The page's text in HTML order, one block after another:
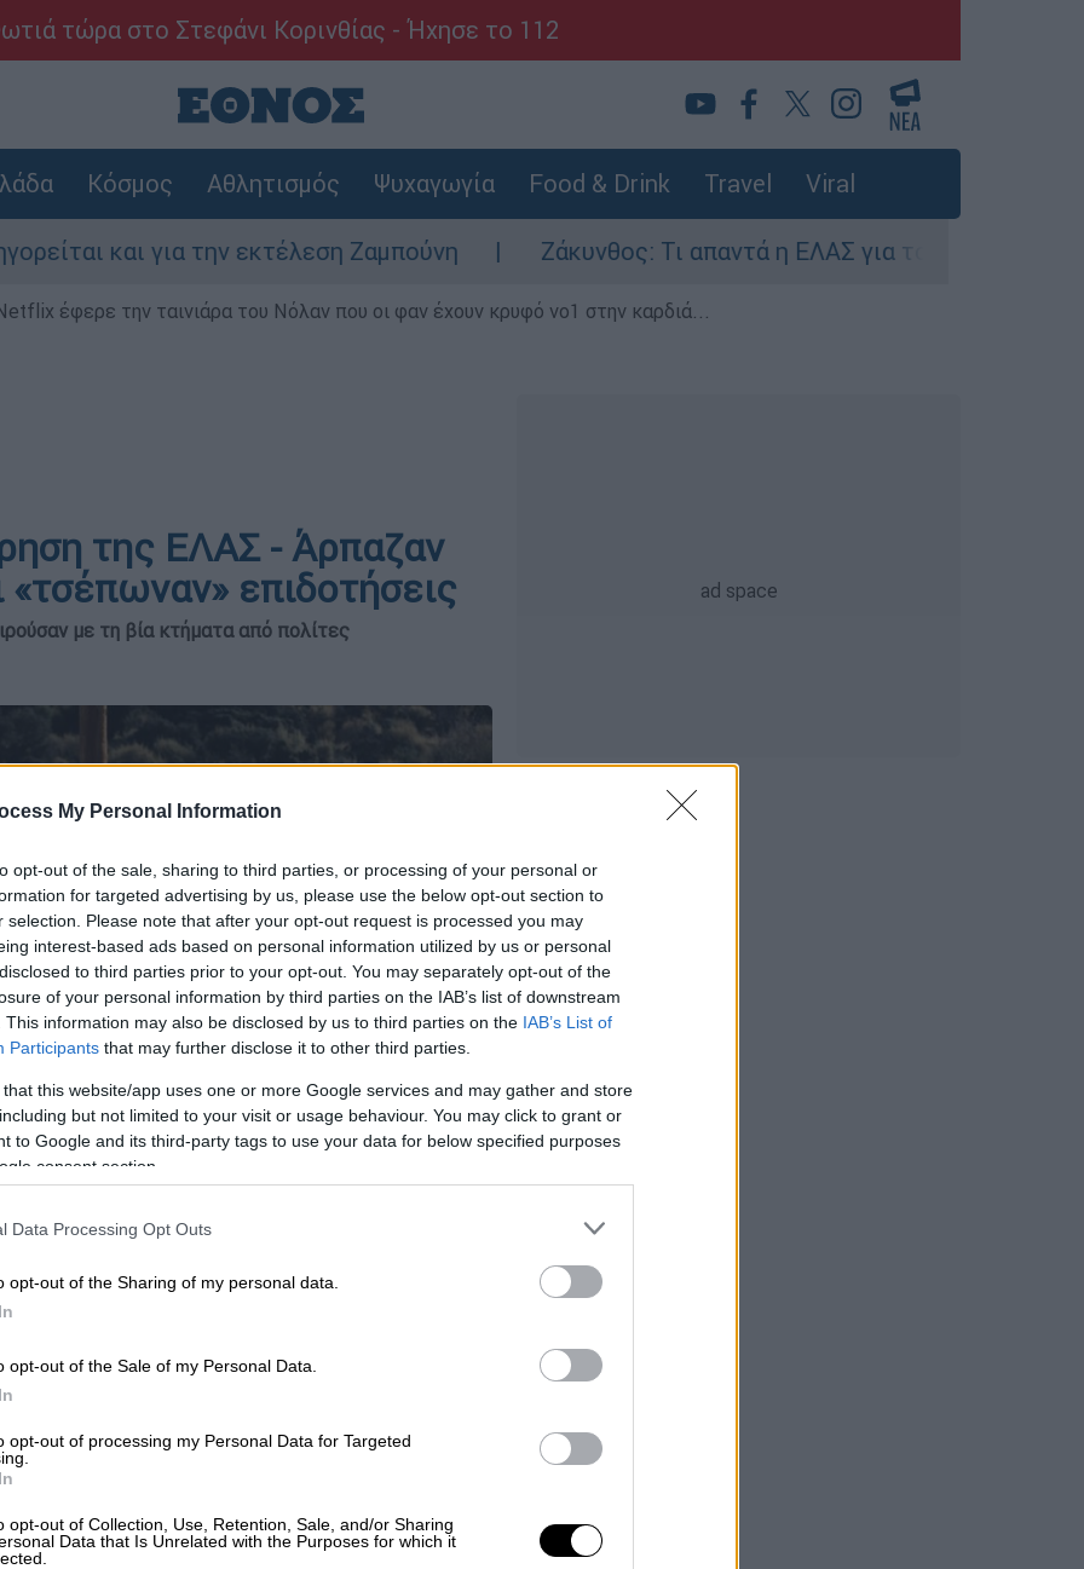
My Personal Information
opt-out of the sale, sharing to third parties, or processing of your personal or
for targeted advertising by us, please use the below opt-out section to
selection. Please note that after your opt-out request is processed you may
interest-based ads based on personal information utilized by us or personal
to third parties prior to your opt-out. You may separately opt-out of the
of your personal information by third parties on the IAB’s list of downstream
This information may also be disclosed by us to third parties on the IAB’s List of
Participants that may further disclose it to other third parties.
that this website/app uses one or more Google services and may gather and store
but not limited to your visit or usage behaviour. You may click to grant or
to Google and its third-party tags to use your data for below specified purposes
consent section.
Data Processing Opt Outs
opt-out of the Sharing of my personal data.
opt-out of the Sale of my Personal Data.
opt-out of processing my Personal Data for Targeted
opt-out of Collection, Use, Retention, Sale, and/or Sharing
Data that Is Unrelated with the Purposes for which it
τώρα στο Στεφάνι Κορινθίας - Ήχησε το 112
Κόσμος Αθλητισμός Ψυχαγωγία Food & Drink Travel Viral
και για την εκτέλεση Ζαμπούνη Ζάκυνθος: Τι απαντά η ΕΛΑΣ για τους 8 βιασμούς
έφερε την ταινιάρα του Νόλαν που οι φαν έχουν κρυφό νο1 στην καρδιά...
της ΕΛΑΣ - Άρπαζαν
«τσέπωναν» επιδοτήσεις
με τη βία κτήματα από πολίτες
το ΕΘΝΟΣ στη Google
στα Βορίζια, όπου
και απάτες με «άρωμα» ευρωπαϊκών
ότιαφαιρούσαν με τη βία κτήματα από